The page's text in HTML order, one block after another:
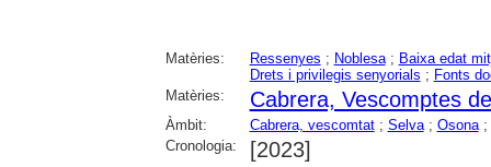
Matèries: Ressenyes ; Noblesa; Baixa edat
Drets i privilegis senyorials ; Fonts
Matèries:
Cabrera, Vescomptes de
Àmbit: Cabrera, vescomtat; Selva; Osona;
Cronologia:
[2023]